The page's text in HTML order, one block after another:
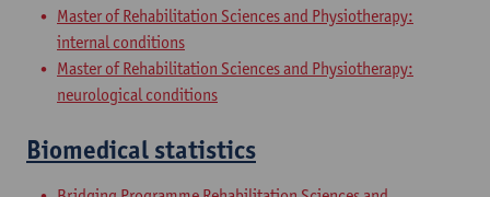
Master of Rehabilitation Sciences and Physiotherapy:
internal conditions
Master of Rehabilitation Sciences and Physiotherapy:
neurological conditions
Biomedical statistics